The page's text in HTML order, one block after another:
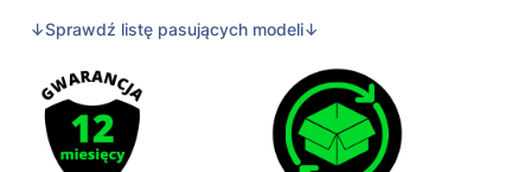
↓Sprawdź listę pasujących modeli↓